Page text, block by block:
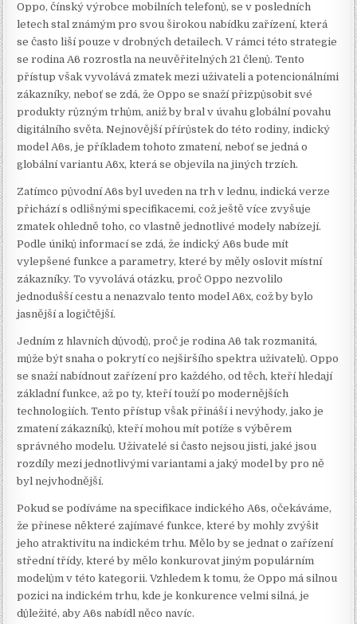
Oppo, čínský výrobce mobilních telefonů, se v posledních
letech stal známým pro svou širokou nabídku zařízení, která
se často liší pouze v drobných detailech. V rámci této strategie
se rodina A6 rozrostla na neuvěřitelných 21 členů. Tento
přístup však vyvolává zmatek mezi uživateli a potencionálními
zákazníky, neboť se zdá, že Oppo se snaží přizpůsobit své
produkty různým trhům, aniž by bral v úvahu globální povahu
digitálního světa. Nejnovější přírůstek do této rodiny, indický
model A6s, je příkladem tohoto zmatení, neboť se jedná o
globální variantu A6x, která se objevila na jiných trzích.
Zatímco původní A6s byl uveden na trh v lednu, indická verze
přichází s odlišnými specifikacemi, což ještě více zvyšuje
zmatek ohledně toho, co vlastně jednotlivé modely nabízejí.
Podle úniků informací se zdá, že indický A6s bude mít
vylepšené funkce a parametry, které by měly oslovit místní
zákazníky. To vyvolává otázku, proč Oppo nezvolilo
jednodušší cestu a nenazvalo tento model A6x, což by bylo
jasnější a logičtější.
Jedním z hlavních důvodů, proč je rodina A6 tak rozmanitá,
může být snaha o pokrytí co nejširšího spektra uživatelů. Oppo
se snaží nabídnout zařízení pro každého, od těch, kteří hledají
základní funkce, až po ty, kteří touží po modernějších
technologiích. Tento přístup však přináší i nevýhody, jako je
zmatení zákazníků, kteří mohou mít potíže s výběrem
správného modelu. Uživatelé si často nejsou jisti, jaké jsou
rozdíly mezi jednotlivými variantami a jaký model by pro ně
byl nejvhodnější.
Pokud se podíváme na specifikace indického A6s, očekáváme,
že přinese některé zajímavé funkce, které by mohly zvýšit
jeho atraktivitu na indickém trhu. Mělo by se jednat o zařízení
střední třídy, které by mělo konkurovat jiným populárním
modelům v této kategorii. Vzhledem k tomu, že Oppo má silnou
pozici na indickém trhu, kde je konkurence velmi silná, je
důležité, aby A6s nabídl něco navíc.